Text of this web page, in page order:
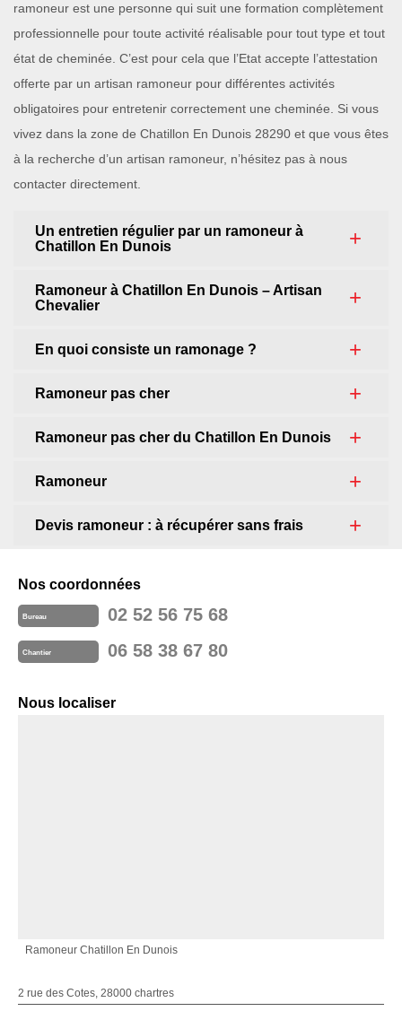
ramoneur est une personne qui suit une formation complètement
professionnelle pour toute activité réalisable pour tout type et tout
état de cheminée. C’est pour cela que l’Etat accepte l’attestation
offerte par un artisan ramoneur pour différentes activités
obligatoires pour entretenir correctement une cheminée. Si vous
vivez dans la zone de Chatillon En Dunois 28290 et que vous êtes
à la recherche d’un artisan ramoneur, n’hésitez pas à nous
contacter directement.
Un entretien régulier par un ramoneur à
Chatillon En Dunois
Ramoneur à Chatillon En Dunois – Artisan
Chevalier
En quoi consiste un ramonage ?
Ramoneur pas cher
Ramoneur pas cher du Chatillon En Dunois
Ramoneur
Devis ramoneur : à récupérer sans frais
Nos coordonnées
Bureau 02 52 56 75 68
Chantier 06 58 38 67 80
Nous localiser
Ramoneur Chatillon En Dunois
2 rue des Cotes, 28000 chartres